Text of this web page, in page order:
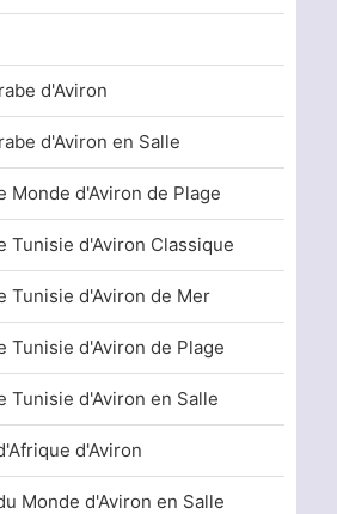
d'Aviron
d'Aviron en Salle
Monde d'Aviron de Plage
Tunisie d'Aviron Classique
Tunisie d'Aviron de Mer
Tunisie d'Aviron de Plage
Tunisie d'Aviron en Salle
d'Aviron
Monde d'Aviron en Salle